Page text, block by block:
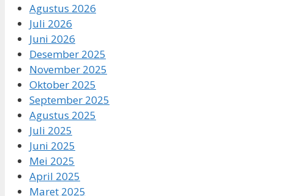
Agustus 2026
Juli 2026
Juni 2026
Desember 2025
November 2025
Oktober 2025
September 2025
Agustus 2025
Juli 2025
Juni 2025
Mei 2025
April 2025
Maret 2025